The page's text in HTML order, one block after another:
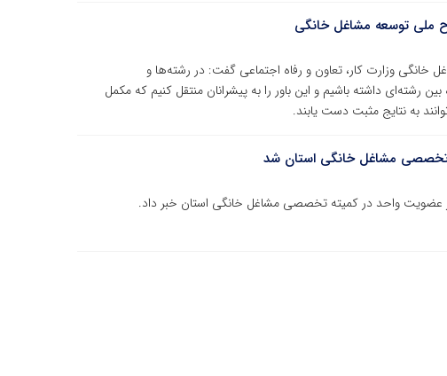
ملی توسعه مشاغل خانگی
خانگی وزارت کار، تعاون و رفاه اجتماعی گفت: در رشته‌ها و
داشته باشیم و این باور را به پیشرانان منتقل کنیم که مکمل
به نتایج مثبت دست یابند.
تخصصی مشاغل خانگی استان شد
عضویت واحد در کمیته تخصصی مشاغل خانگی استان خبر داد.